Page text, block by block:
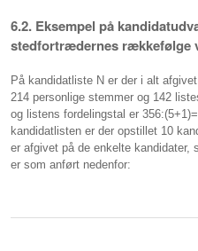
6.2. Eksempel på
stedfortrædernes rækkefølge
På kandidatliste N er der i alt
214 personlige stemmer og 142
og listens fordelingstal er
kandidatlisten er der opstillet 10
er afgivet på de enkelte kandidater,
er som anført nedenfor: